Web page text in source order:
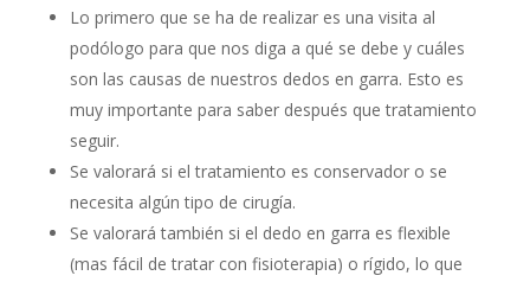
Lo primero que se ha de realizar es una visita al
podólogo para que nos diga a qué se debe y cuáles
son las causas de nuestros dedos en garra. Esto es
muy importante para saber después que tratamiento
seguir.
Se valorará si el tratamiento es conservador o se
necesita algún tipo de cirugía.
Se valorará también si el dedo en garra es flexible
(mas fácil de tratar con fisioterapia) o rígido, lo que